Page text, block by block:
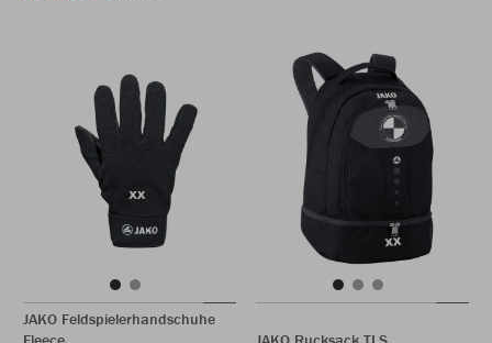
JAKO Feldspielerhandschuhe